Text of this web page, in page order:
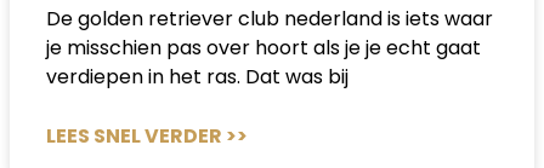
De golden retriever club nederland is iets waar
je misschien pas over hoort als je je echt gaat
verdiepen in het ras. Dat was bij
LEES SNEL VERDER >>